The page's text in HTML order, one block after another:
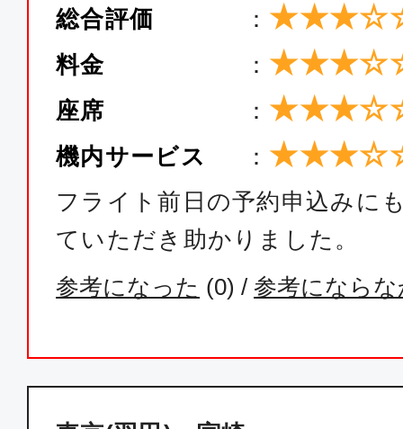
SNA051
普通席
東京(羽田)
06:45
宮崎
東京(羽田)
10:05
宮崎
SNA057 12:00
総合評価
：
料金 ：
座席 ：
機内サービス ：
フライト前日の予約申込みに
ていただき助かりました。
参考になった (0) / 参考になら